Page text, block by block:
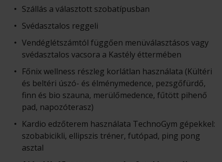
Szállás a választott szobatípusban
Svédasztalos reggeli
Vendéglétszámtól függően menüválasztásos vagy
svédasztalos vacsora a Kastély éttermében
Főnix wellness részleg korlátlan használata (Kültéri
és beltéri úszó- és élménymedence, pezsgőfürdő,
finn és bio szauna, merülőmedence, fűtött pihenő
pad, napozóterasz)
Kardio edzőterem használata TechnoGym gépekkel:
szobabicikli, ellipszis tréner, futópad, ping pong
asztal